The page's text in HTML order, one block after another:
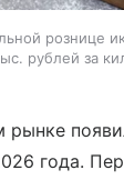
рознице
рублей за
года.